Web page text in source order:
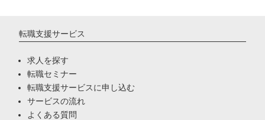
転職支援サービス
求人を探す
転職セミナー
転職支援サービスに申し込む
サービスの流れ
よくある質問